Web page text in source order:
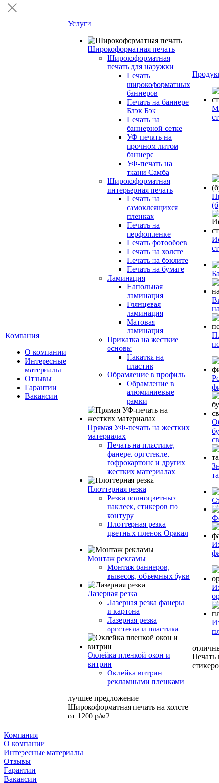
Компания
О компании
Интересные
материалы
Отзывы
Гарантии
Вакансии
Услуги
Широкоформатная печать
Широкоформатная
печать для наружки
Печать
широкоформатных
баннеров
Печать на баннере
Блэк Бэк
Печать на
баннерной сетке
УФ печать на
прочном литом
баннере
УФ-печать на
ткани Самба
Широкоформатная
интерьерная печать
Печать на
самоклеящихся
пленках
Печать на
перфопленке
Печать фотообоев
Печать на холсте
Печать на бэклите
Печать на бумаге
Ламинация
Напольная
ламинация
Глянцевая
ламинация
Матовая
ламинация
Прикатка на жесткие
основы
Накатка на
пластик
Обрамление в профиль
Обрамление в
алюминиевые
рамки
Прямая УФ-печать на жестких
материалах
Печать на пластике,
фанере, оргстекле,
гофрокартоне и других
жестких материалах
Плоттерная резка
Резка полноцветных
наклеек, стикеров по
контуру
Плоттерная резка
цветных пленок Оракал
Монтаж рекламы
Монтаж баннеров,
вывесок, объемных букв
Лазерная резка
Лазерная резка фанеры
и картона
Лазерная резка
оргстекла и пластика
Оклейка пленкой окон и
витрин
Оклейка витрин
рекламными пленками
лучшее предложение
Широкоформатная печать на холсте
от 1200 р/м2
Печать
Компания
О компании
Интересные материалы
Отзывы
Гарантии
Вакансии